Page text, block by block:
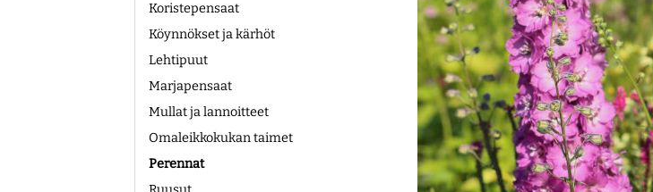
Koristepensaat
Köynnökset ja kärhöt
Lehtipuut
Marjapensaat
Mullat ja lannoitteet
Omaleikkokukan taimet
Perennat